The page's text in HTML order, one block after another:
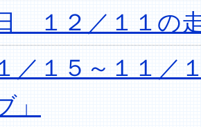
１２／１１の
／１５～１１
」